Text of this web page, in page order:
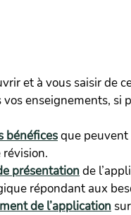
et à vous saisir de
enseignements, si
bénéfices que peuvent
présentationde
répondant aux
de l’application